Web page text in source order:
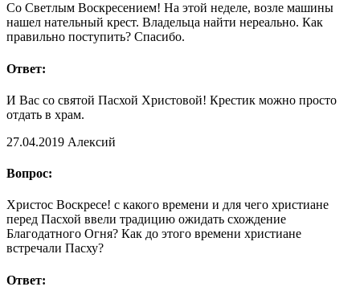
Со Светлым Воскресением! На этой неделе, возле машины
нашел нательный крест. Владельца найти нереально. Как
правильно поступить? Спасибо.
Ответ:
И Вас со святой Пасхой Христовой! Крестик можно просто
отдать в храм.
27.04.2019 Алексий
Вопрос:
Христос Воскресе! с какого времени и для чего христиане
перед Пасхой ввели традицию ожидать схождение
Благодатного Огня? Как до этого времени христиане
встречали Пасху?
Ответ: